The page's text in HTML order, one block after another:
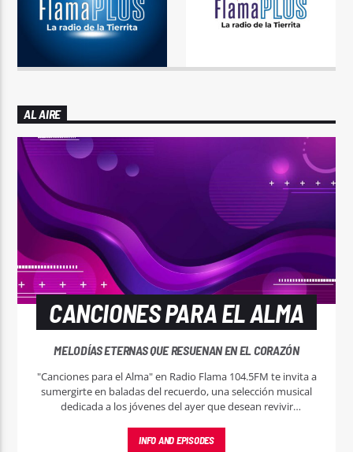
AL AIRE
CANCIONES PARA EL ALMA
MELODÍAS ETERNAS QUE RESUENAN EN EL CORAZÓN
"Canciones para el Alma" en Radio Flama 104.5FM te invita a
sumergirte en baladas del recuerdo, una selección musical
dedicada a los jóvenes del ayer que desean revivir
su juventud.
INFO AND EPISODES